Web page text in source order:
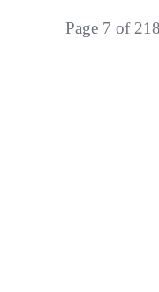
Page 7 of 218